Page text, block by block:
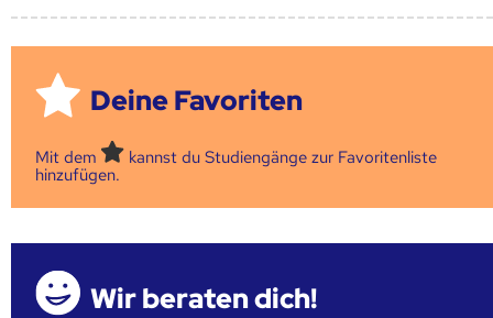
Deine Favoriten
Mit dem
kannst du Studiengänge zur Favoritenliste
hinzufügen.
Wir beraten dich!